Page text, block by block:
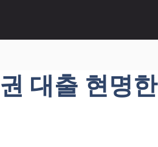
대출 현명한